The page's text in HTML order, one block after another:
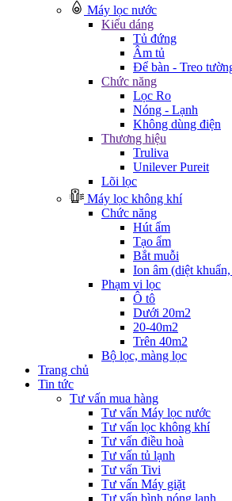
Máy lọc nước
Kiểu dáng
Tủ đứng
Âm tủ
Để bàn - Treo
Chức năng
Lọc Ro
Nóng - Lạnh
Không dùng điện
Thương hiệu
Truliva
Unilever Pureit
Lõi lọc
Máy lọc không khí
Chức năng
Hút ẩm
Tạo ẩm
Bắt muỗi
Ion âm (diệt
Phạm vi lọc
Ô tô
Dưới 20m2
20-40m2
Trên 40m2
Bộ lọc, màng lọc
Trang chủ
Tin tức
Tư vấn mua hàng
Tư vấn Máy lọc nước
Tư vấn lọc không khí
Tư vấn điều hoà
Tư vấn tủ lạnh
Tư vấn Tivi
Tư vấn Máy giặt
Tư vấn bình nóng lạnh